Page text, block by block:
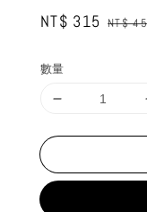
Sale
NT$ 315 NT$
數量